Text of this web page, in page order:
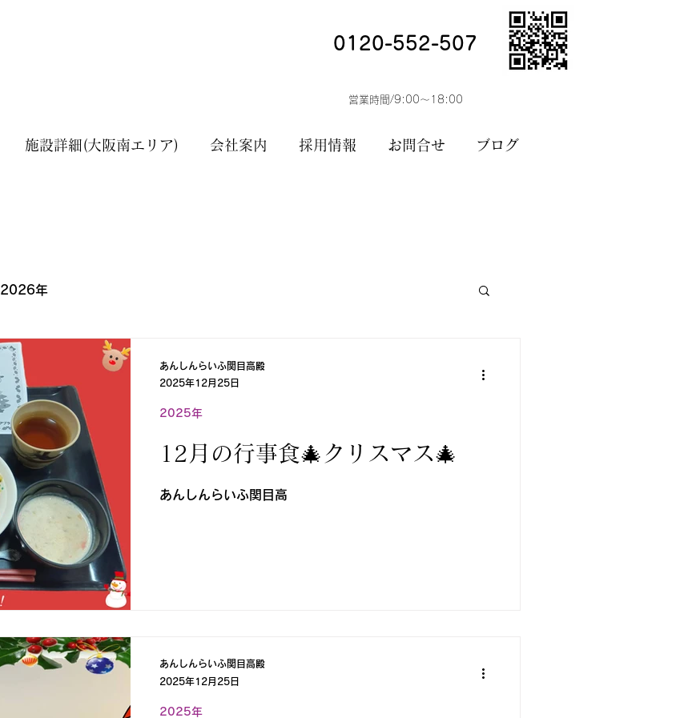
0120-552-507
営業時間/9:00～18:00
施設詳細(大阪南エリア) 会社案内 採用情報 お問合せ ブログ
2026年
12月の行事食🎄クリスマス🎄
あんしんらいふ関目高
2025年
あんしんらいふ関目高殿
2025年12月25日
2025年
あんしんらいふ関目高殿
2025年12月25日